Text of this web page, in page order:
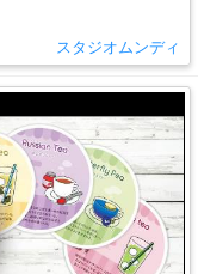
スタジオムンディ